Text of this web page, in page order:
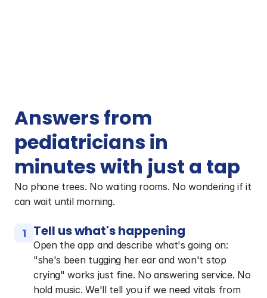
Answers from
pediatricians in
minutes with just a tap
No phone trees. No waiting rooms. No wondering if it
can wait until morning.
1 Tell us what's happening
Open the app and describe what's going on:
"she's been tugging her ear and won't stop
crying" works just fine. No answering service. No
hold music. We'll tell you if we need vitals from